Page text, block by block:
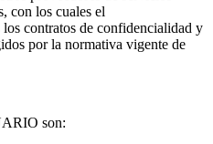
con los cuales el
contratos de confidencialidad y
por la normativa vigente de
son: